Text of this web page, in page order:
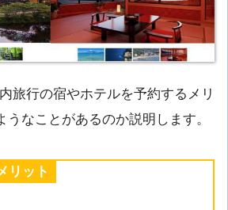
旅行の宿やホテルを予約するメリ
うなことがあるのか説明します。
リット